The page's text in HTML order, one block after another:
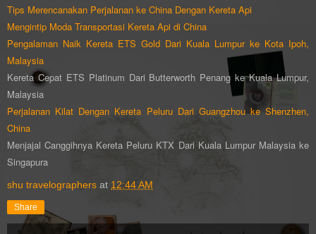
Tips Merencanakan Perjalanan ke China Dengan Kereta Api
Mengintip Moda Transportasi Kereta Api di China
Pengalaman Naik Kereta ETS Gold Dari Kuala Lumpur ke Kota Ipoh,
Malaysia
Kereta Cepat ETS Platinum Dari Butterworth Penang ke Kuala Lumpur,
Malaysia
Perjalanan Kilat Dengan Kereta Peluru Dari Guangzhou ke Shenzhen,
China
Menjajal Canggihnya Kereta Peluru KTX Dari Kuala Lumpur Malaysia ke
Singapura
shu travelographers at 12:44 AM
Share